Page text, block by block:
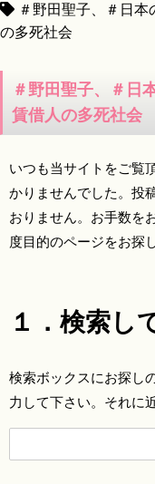
＃野田聖子、＃日本
の多死社会
＃野田聖子、＃日
賃借人の多死社会
いつも当サイトをご覧
かりませんでした。投
おりません。お手数を
度目的のページをお探
１．検索し
検索ボックスにお探し
力して下さい。それに